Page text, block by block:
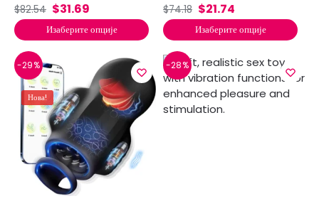
$82.54 $31.69
Изаберите опције
$74.18 $21.74
Изаберите опције
-29%
Нова!
-28%